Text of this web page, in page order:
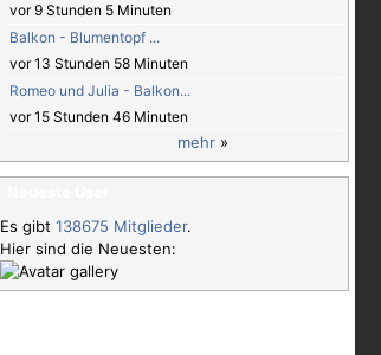
vor 9 Stunden 5 Minuten
Balkon - Blumentopf ...
vor 13 Stunden 58 Minuten
Romeo und Julia - Balkon...
vor 15 Stunden 46 Minuten
mehr »
Es gibt 138675 Mitglieder.
Hier sind die Neuesten: